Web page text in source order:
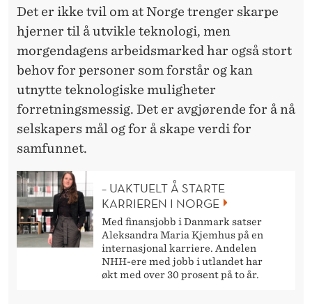
Det er ikke tvil om at Norge trenger skarpe
hjerner til å utvikle teknologi, men
morgendagens arbeidsmarked har også stort
behov for personer som forstår og kan
utnytte teknologiske muligheter
forretningsmessig. Det er avgjørende for å nå
selskapers mål og for å skape verdi for
samfunnet.
– UAKTUELT Å STARTE
KARRIEREN I NORGE
Med finansjobb i Danmark satser
Aleksandra Maria Kjemhus på en
internasjonal karriere. Andelen
NHH-ere med jobb i utlandet har
økt med over 30 prosent på to år.